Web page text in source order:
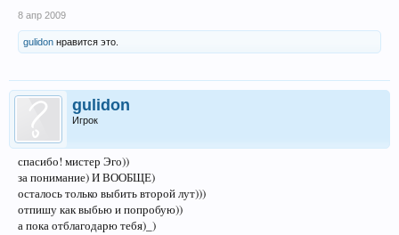
8 апр 2009
gulidon нравится это.
gulidon
Игрок
спасибо! мистер Эго))
за понимание) И ВООБЩЕ)
осталось только выбить второй лут)))
отпишу как выбью и попробую))
а пока отблагодарю тебя)_)